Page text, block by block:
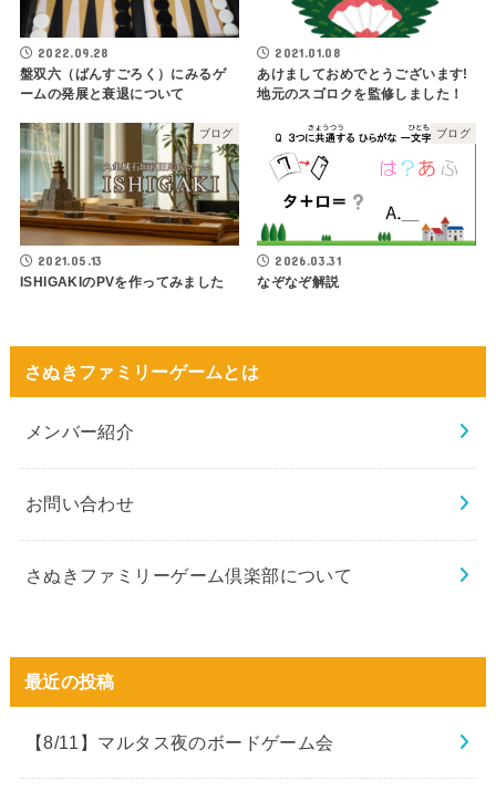
2022.09.28
盤双六（ばんすごろく）にみるゲ
ームの発展と衰退について
2021.01.08
あけましておめでとうございます!
地元のスゴロクを監修しました！
ブログ
2021.05.13
ISHIGAKIのPVを作ってみました
ブログ
2026.03.31
なぞなぞ解説
さぬきファミリーゲームとは
メンバー紹介
お問い合わせ
さぬきファミリーゲーム倶楽部について
最近の投稿
【8/11】マルタス夜のボードゲーム会